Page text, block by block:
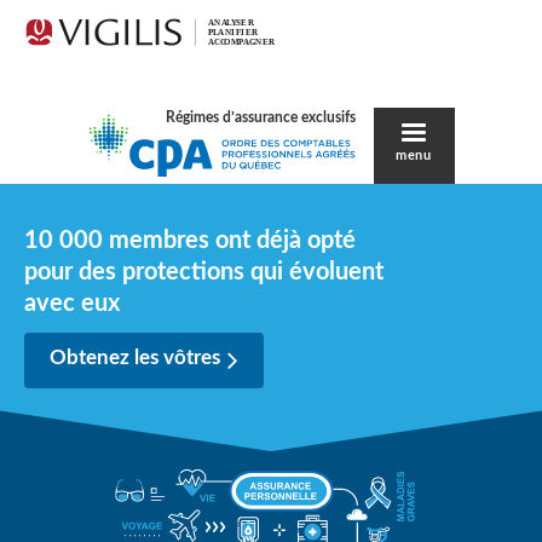
Régimes d’assurance exclusifs
menu
10 000 membres ont déjà opté
pour des protections qui évoluent
avec eux
Obtenez les vôtres